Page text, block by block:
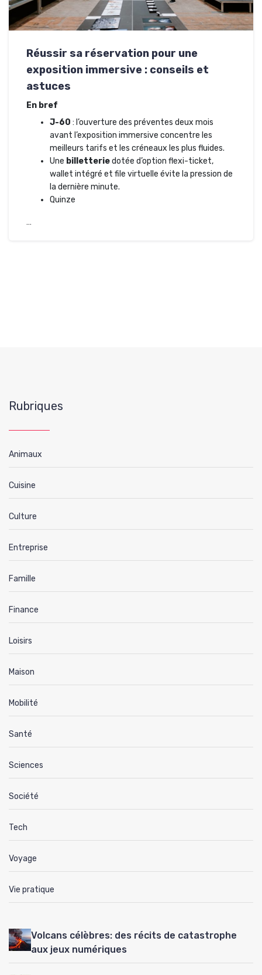
Réussir sa réservation pour une
exposition immersive : conseils et
astuces
En bref
J-60 : l’ouverture des préventes deux mois
avant l’exposition immersive concentre les
meilleurs tarifs et les créneaux les plus fluides.
Une billetteriedotée d’option flexi-ticket,
wallet intégré et file virtuelle évite la pression de
la dernière minute.
Quinze
…
Rubriques
Animaux
Cuisine
Culture
Entreprise
Famille
Finance
Loisirs
Maison
Mobilité
Santé
Sciences
Société
Tech
Voyage
Vie pratique
Volcans célèbres: des récits de catastrophe
aux jeux numériques